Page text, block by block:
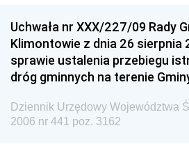
Uchwała nr XXX/227/09 Rady
Klimontowie z dnia 26 sierpnia
sprawie ustalenia przebiegu
dróg gminnych na terenie
Dziennik Urzędowy Województwa
2006 nr 441 poz. 3162